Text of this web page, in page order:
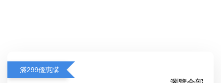
滿299優惠購